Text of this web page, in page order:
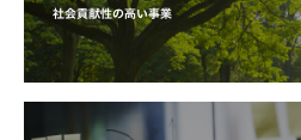
社会貢献性の高い事業